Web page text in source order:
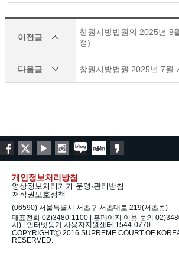
이전글
창원지방법원의 2025년 9
정)
다음글 창원지방법원 2025년 7월
개인정보처리방침
영상정보처리기기 운영·관리방침
저작권보호정책
(06590) 서울특별시 서초구 서초대로 219(서초동)
대표전화 02)3480-1100 | 홈페이지 이용 문의
시) | 인터넷등기 사용자지원센터 1544-0770
COPYRIGHTⓒ 2016 SUPREME COURT OF
RESERVED.